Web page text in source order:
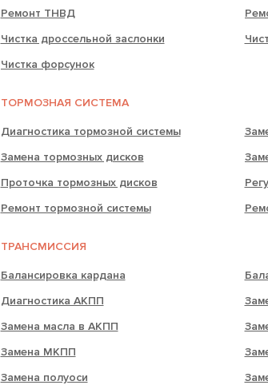
Ремонт ТНВД
Чистка дроссельной заслонки
Чистка форсунок
ТОРМОЗНАЯ СИСТЕМА
Диагностика тормозной системы
Замена тормозных дисков
Проточка тормозных дисков
Ремонт тормозной системы
ТРАНСМИССИЯ
Балансировка кардана
Диагностика АКПП
Замена масла в АКПП
Замена МКПП
Замена полуоси